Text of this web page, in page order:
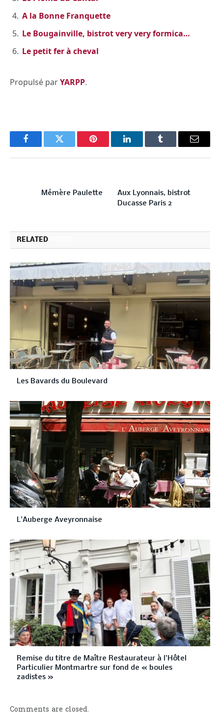
A la Bonne Franquette
Le Bougainville, bistrot very very formica…
Le petit fer à cheval
Propulsé parYARPP.
FacebookTwitter Pinterest LinkedInTumblr Email
Mémère Paulette
Aux Lyonnais, bistrot
Ducasse Paris 2
RELATED
Les Bavards du Boulevard
L’Auberge Aveyronnaise
Remise du titre de Maître Restaurateur à l’Hôtel
Particulier Montmartre sur fond de « boules
zadistes »
Comments are closed.